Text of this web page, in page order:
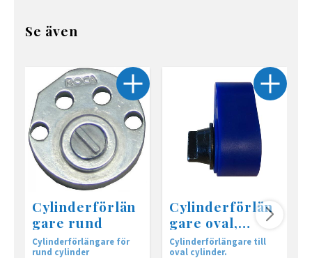
Se även
Cylinderförlän
gare rund
Cylinderförlängare för
rund cylinder
Cylinderförlän
gare oval,
komposit
Cylinderförlängare till
oval cylinder.